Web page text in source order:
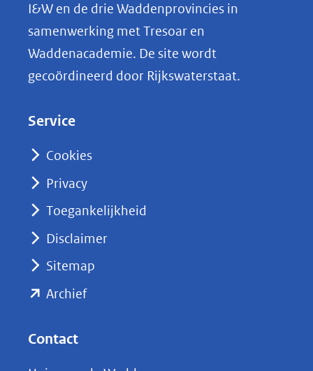
n
k
e
nieuw
I&W en de drie Waddenprovincies in
samenwerking met Tresoar en
Waddenacademie. De site wordt
gecoördineerd door Rijkswaterstaat.
Service
Cookies
Privacy
Toegankelijkheid
Disclaimer
Sitemap
Archief(opent
Contact